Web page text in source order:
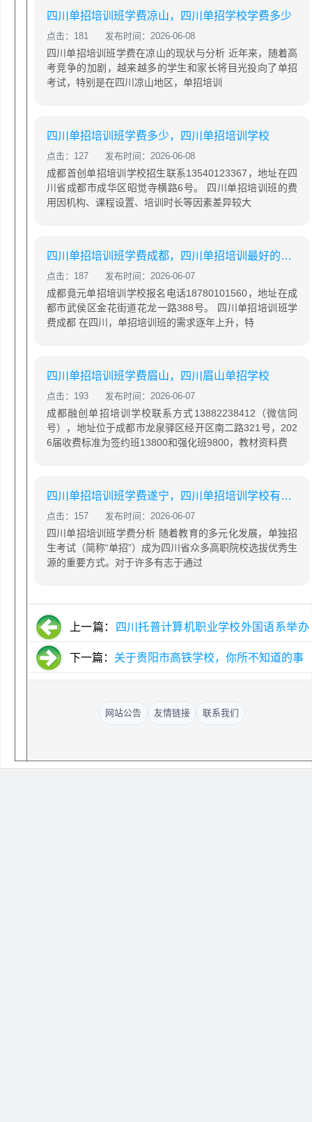
四川单招培训班学费凉山，四川单招学校学费多少
点击：181 发布时间：2026-06-08
四川单招培训班学费在凉山的现状与分析 近年来，随着高
考竞争的加剧，越来越多的学生和家长将目光投向了单招
考试，特别是在四川凉山地区，单招培训
四川单招培训班学费多少，四川单招培训学校
点击：127 发布时间：2026-06-08
成都首创单招培训学校招生联系13540123367，地址在四
川省成都市成华区昭觉寺横路6号。 四川单招培训班的费
用因机构、课程设置、培训时长等因素差异较大
四川单招培训班学费成都，四川单招培训最好的学校
点击：187 发布时间：2026-06-07
成都竟元单招培训学校报名电话18780101560，地址在成
都市武侯区金花街道花龙一路388号。 四川单招培训班学
费成都 在四川，单招培训班的需求逐年上升，特
四川单招培训班学费眉山，四川眉山单招学校
点击：193 发布时间：2026-06-07
成都融创单招培训学校联系方式13882238412（微信同
号），地址位于成都市龙泉驿区经开区南二路321号，202
6届收费标准为签约班13800和强化班9800，教材资料费
四川单招培训班学费遂宁，四川单招培训学校有哪些
点击：157 发布时间：2026-06-07
四川单招培训班学费分析 随着教育的多元化发展，单独招
生考试（简称“单招”）成为四川省众多高职院校选拔优秀生
源的重要方式。对于许多有志于通过
上一篇： 四川托普计算机职业学校外国语系举办
了一次公共英语教学示范课
下一篇： 关于贵阳市高铁学校，你所不知道的事
网站公告 友情链接 联系我们